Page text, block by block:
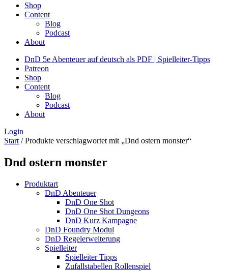
Shop
Content
Blog
Podcast
About
DnD 5e Abenteuer auf deutsch als PDF | Spielleiter-Tipps
Patreon
Shop
Content
Blog
Podcast
About
Login
Start / Produkte verschlagwortet mit „Dnd ostern monster“
Dnd ostern monster
Produktart
DnD Abenteuer
DnD One Shot
DnD One Shot Dungeons
DnD Kurz Kampagne
DnD Foundry Modul
DnD Regelerweiterung
Spielleiter
Spielleiter Tipps
Zufallstabellen Rollenspiel